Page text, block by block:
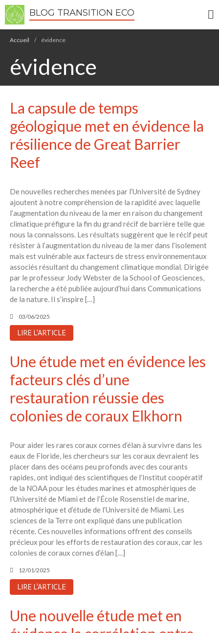
Développement durable
Permaculture
🌿Recettes Bio DIY
Recent Posts
6 éco-actions faciles à prendre
avec vos enfants
guide pour les citoyens et les
électeurs
Toits verts | Association
automatique pour prédire le
Applied Ecologist
Recent Comments
BLOG TRANSITION ECO
Accueil / évidence
évidence
La capsule de temps
géologique met en évidence la
résilience de Great Barrier
Reef
De nouvelles recherches menées par l’Université de Sydney
ajoutent à notre compréhension de la rapidité avec laquelle
l’augmentation du niveau de la mer en raison du changement
climatique préfigure la fin du grand récif de barrière telle que
nous la connaissons. Les résultats suggèrent que le récif peut
résister à l’augmentation du niveau de la mer dans l’isolement
mais est vulnérable aux facteurs de stress environnementaux
associés résultant du changement climatique mondial. Dirigée
par le professeur Jody Webster de la School of Geosciences,
la recherche a été publiée aujourd’hui dans Communications
de la nature. Il s’inspire […]
03/06/2025
LIRE L'ARTICLE
Une étude met en évidence les
facteurs clés d’une
restauration réussie des
colonies de coraux Elkhorn
Pour aider les rares coraux cornes d’élan à survivre dans les
eaux de Floride, les chercheurs sur les coraux devraient les
placer dans des océans peu profonds avec des courants
rapides, ont indiqué des scientifiques de l’Institut coopératif
de la NOAA pour les études marines et atmosphériques de
l’Université de Miami et de l’École Rosenstiel de marine,
atmosphérique et d’étude de l’Université de Miami. Les
sciences de la Terre ont expliqué dans une publication
récente. Ces nouvelles informations offrent des conseils
précieux pour les efforts de restauration des coraux, car les
colonies de coraux cornes d’élan […]
12/01/2025
LIRE L'ARTICLE
Une nouvelle étude met en